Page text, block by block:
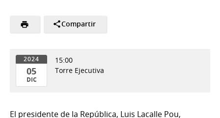
Compartir
2024
05
DIC
Dic
15:00
Torre Ejecutiva
El presidente de la República, Luis Lacalle Pou,